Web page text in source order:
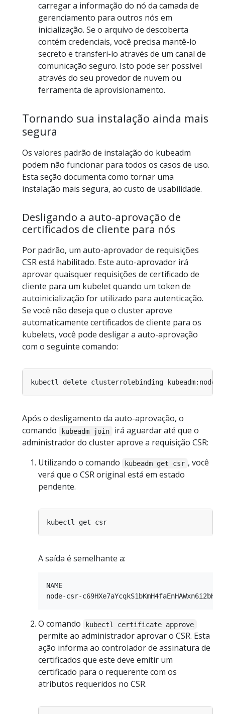
carregar a informação do nó da camada de
gerenciamento para outros nós em
inicialização. Se o arquivo de descoberta
contém credenciais, você precisa mantê-lo
secreto e transferi-lo através de um canal de
comunicação seguro. Isto pode ser possível
através do seu provedor de nuvem ou
ferramenta de aprovisionamento.
Tornando sua instalação ainda mais
segura
Os valores padrão de instalação do kubeadm
podem não funcionar para todos os casos de uso.
Esta seção documenta como tornar uma
instalação mais segura, ao custo de usabilidade.
Desligando a auto-aprovação de
certificados de cliente para nós
Por padrão, um auto-aprovador de requisições
CSR está habilitado. Este auto-aprovador irá
aprovar quaisquer requisições de certificado de
cliente para um kubelet quando um token de
autoinicialização for utilizado para autenticação.
Se você não deseja que o cluster aprove
automaticamente certificados de cliente para os
kubelets, você pode desligar a auto-aprovação
com o seguinte comando:
Após o desligamento da auto-aprovação, o
comando
kubeadm join
irá aguardar até que o
administrador do cluster aprove a requisição CSR:
Utilizando o comando
kubeadm get csr , você
verá que o CSR original está em estado
pendente.
A saída é semelhante a:
NAME
O comando kubectl certificate approve
permite ao administrador aprovar o CSR. Esta
ação informa ao controlador de assinatura de
certificados que este deve emitir um
certificado para o requerente com os
atributos requeridos no CSR.